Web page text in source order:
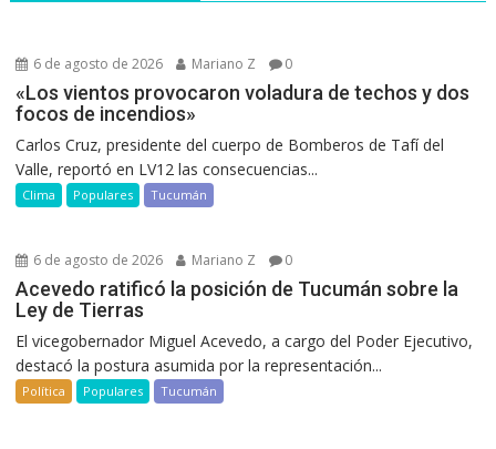
6 de agosto de 2026 Mariano Z 0
«Los vientos provocaron voladura de techos y dos
focos de incendios»
Carlos Cruz, presidente del cuerpo de Bomberos de Tafí del
Valle, reportó en LV12 las consecuencias...
Clima Populares Tucumán
6 de agosto de 2026 Mariano Z 0
Acevedo ratificó la posición de Tucumán sobre la
Ley de Tierras
El vicegobernador Miguel Acevedo, a cargo del Poder Ejecutivo,
destacó la postura asumida por la representación...
Política Populares Tucumán